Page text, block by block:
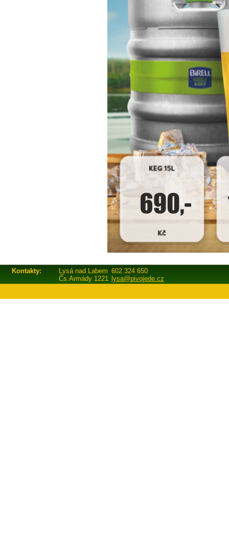
Kontakty: Lysá nad Labem 602 324 650
Čs.Armády 1221 lysa@pivojede.cz